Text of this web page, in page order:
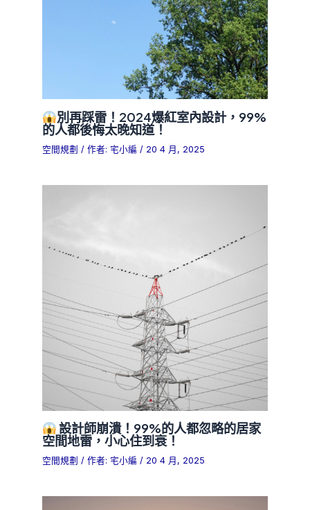
別再踩雷！2024爆紅室內設計，99%
的人都後悔太晚知道！
空間規劃 / 作者: 宅小編/ 20 4 月, 2025
設計師崩潰！99%的人都忽略的居家
空間地雷，小心住到衰！
空間規劃 / 作者: 宅小編/ 20 4 月, 2025